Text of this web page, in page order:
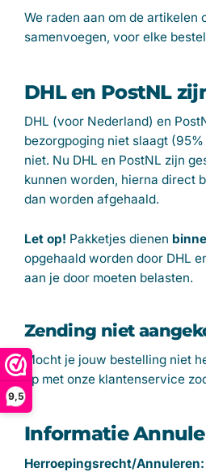
9,5
We raden aan om de
samenvoegen, voor elke
DHL en PostNL
DHL (voor Nederland) en
bezorgpoging niet slaagt
niet. Nu DHL en PostNL zijn
kunnen worden, hierna direct
dan worden afgehaald.
Let op! Pakketjes dienen
opgehaald worden door DHL
aan je door moeten belasten.
Zending niet
Mocht je jouw bestelling niet
op met onze klantenservice
Informatie
Herroepingsrecht/Annuleren: